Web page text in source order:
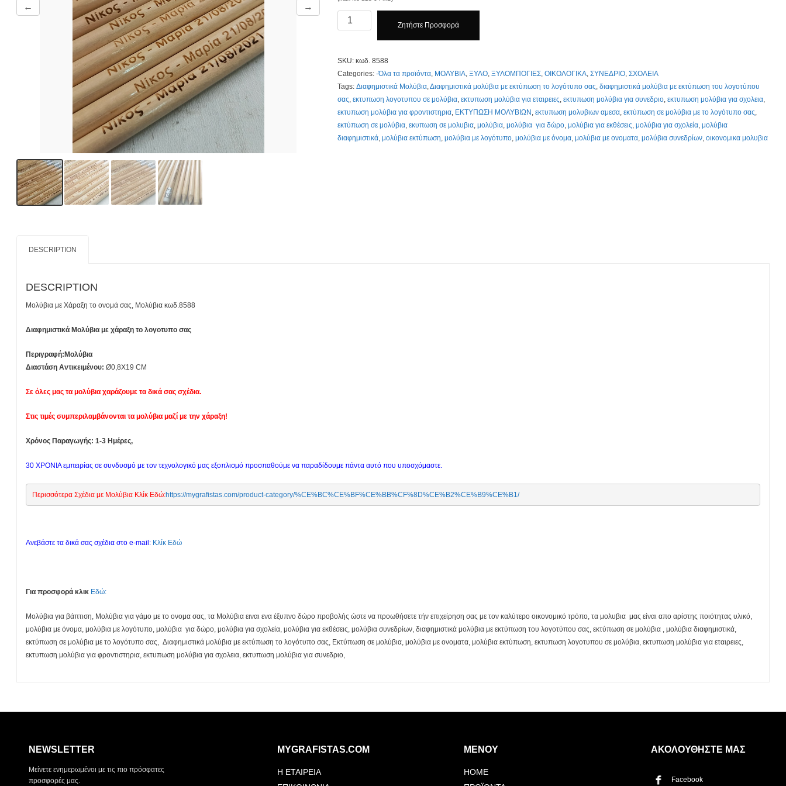
← →
Μολύβια
με
Ζητήστε Προσφορά
SKU:κωδ. 8588
Categories:-Όλα τα προϊόντα ΜΟΛΥΒΙΑ ,ΞΥΛΟ ,ΞΥΛΟΜΠΟΓΙΕΣ ,ΟΙΚΟΛΟΓΙΚΑ ,ΣΥΝΕΔΡΙΟ ,ΣΧΟΛΕΙΑ
Tags:Διαφημιστικά Μολύβια ,Διαφημιστικά μολύβια με εκτύπωση το λογότυπο σας ,διαφημιστικά μολύβια με εκτύπωση του λογοτύπου
σας ,εκτυπωση λογοτυπου σε μολύβια ,εκτυπωση μολύβια για εταιρειες ,εκτυπωση μολύβια για συνεδριο ,εκτυπωση μολύβια για σχολεια
εκτυπωση μολύβια για φροντιστηρια ΕΚΤΥΠΩΣΗ ΜΟΛΥΒΙΩΝ ,εκτυπωση μολυβιων αμεσα ,εκτύπωση σε μολύβια με το λογότυπο σας
εκτύπωση σε μολύβια ,εκυπωση σε μολυβια ,μολύβια ,μολύβια για δώρο ,μολύβια για εκθέσεις ,μολύβια για σχολεία ,μολύβια
διαφημιστικά ,μολύβια εκτύπωση ,μολύβια με λογότυπο ,μολύβια με όνομα ,μολύβια με ονοματα ,μολύβια συνεδρίων ,οικονομικα μολυβια
DESCRIPTION
DESCRIPTION
Μολύβια με Χάραξη το ονομά σας, Μολύβια κωδ.8588
Διαφημιστικά Μολύβια με χάραξη το λογοτυπο σας
Περιγραφή:Μολύβια
Διαστάση Αντικειμένου: Ø0,8X19 CM
Σε όλες μας τα μολύβια χαράζουμε τα δικά σας σχέδια.
Στις τιμές συμπεριλαμβάνονται τα μολύβια μαζί με την χάραξη!
Χρόνος Παραγωγής: 1-3 Ημέρες,
30 ΧΡΟΝΙΑ εμπειρίας σε συνδυσμό με τον τεχνολογικό μας εξοπλισμό προσπαθούμε να παραδίδουμε πάντα αυτό που υποσχόμαστε.
Περισσότερα Σχέδια με Μολύβια Κλίκ Εδώ:https://mygrafistas.com/product-category/%CE%BC%CE%BF%CE%BB%CF%8D%CE%B2%CE%B9%CE%B1/
Ανεβάστε τα δικά σας σχέδια στο e-mail: Κλίκ Εδώ
Για προσφορά κλικ Εδώ:
Μολύβια για βάπτιση, Μολύβια για γάμο με το ονομα σας, τα Μολύβια ειναι ενα έξυπνο δώρο προβολής ώστε να προωθήσετε τήν επιχείρηση σας με τον καλύτερο οικονομικό τρόπο, τα μολυβια μας είναι απο αρίστης ποιότητας υλικό,
μολύβια με όνομα, μολύβια με λογότυπο, μολύβια για δώρο, μολύβια για σχολεία, μολύβια για εκθέσεις, μολύβια συνεδρίων, διαφημιστικά μολύβια με εκτύπωση του λογοτύπου σας, εκτύπωση σε μολύβια , μολύβια διαφημιστικά,
εκτύπωση σε μολύβια με το λογότυπο σας, Διαφημιστικά μολύβια με εκτύπωση το λογότυπο σας, Εκτύπωση σε μολύβια, μολύβια με ονοματα, μολύβια εκτύπωση, εκτυπωση λογοτυπου σε μολύβια, εκτυπωση μολύβια για εταιρειες,
εκτυπωση μολύβια για φροντιστηρια, εκτυπωση μολύβια για σχολεια, εκτυπωση μολύβια για συνεδριο,
NEWSLETTER
Μείνετε ενημερωμένοι με τις πιο πρόσφατες
προσφορές μας.
MYGRAFISTAS.COM
Η ΕΤΑΙΡΕΙΑ
ΜΕΝΟΥ
HOME
ΑΚΟΛΟΥΘΗΣΤΕ ΜΑΣ
Facebook
πατήστε Προσθήκη για να ξεκινήσετε.